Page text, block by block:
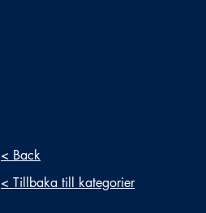
< Back
< Tillbaka till kategorier